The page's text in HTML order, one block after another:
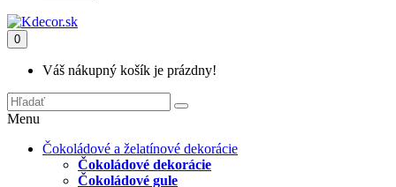
0
Váš nákupný košík je prázdny!
Menu
Čokoládové a želatínové dekorácie
Čokoládové dekorácie
Čokoládové gule